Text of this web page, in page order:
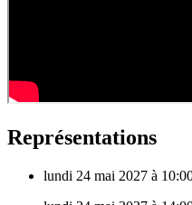
Représentations
lundi 24 mai 2027 à